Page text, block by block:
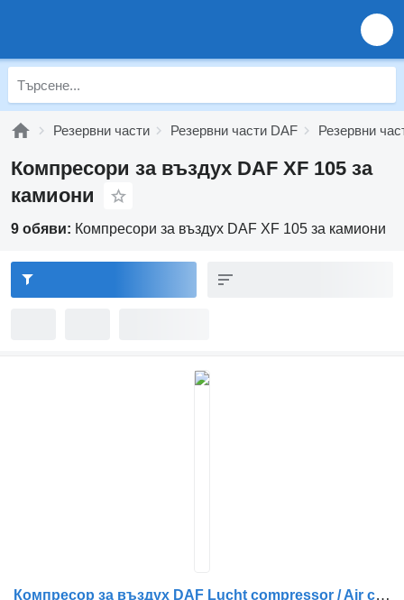
Резервни части Резервни части DAF Резервни
Компресори за въздух DAF XF 105 за
камиони
9 обяви: Компресори за въздух DAF XF 105 за камиони
Компресор за въздух DAF Lucht compressor / Air compressor за камион DAF XF95, XF105, CF85IV